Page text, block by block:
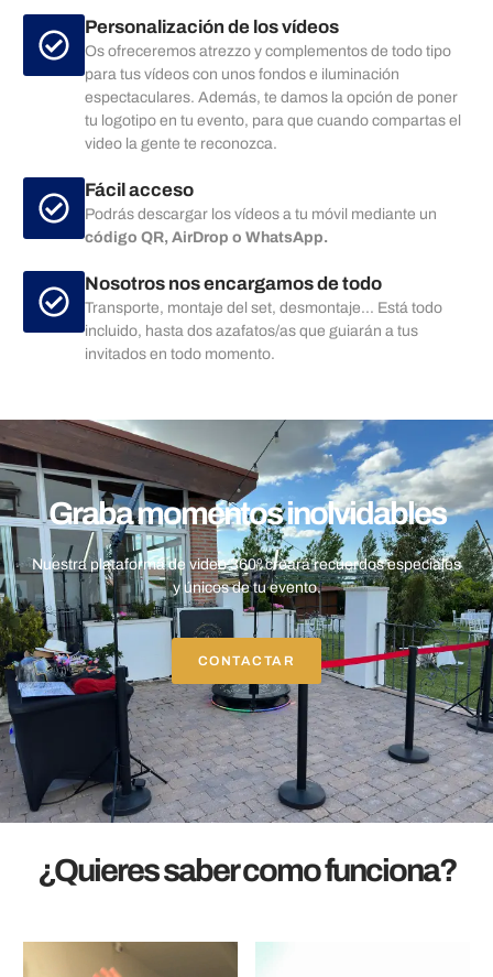
Personalización de los vídeos
Os ofreceremos atrezzo y complementos de todo tipo
para tus vídeos con unos fondos e iluminación
espectaculares. Además, te damos la opción de poner
tu logotipo en tu evento, para que cuando compartas el
video la gente te reconozca.
Fácil acceso
Podrás descargar los vídeos a tu móvil mediante un
código QR, AirDrop o WhatsApp.
Nosotros nos encargamos de todo
Transporte, montaje del set, desmontaje... Está todo
incluido, hasta dos azafatos/as que guiarán a tus
invitados en todo momento.
Graba momentos inolvidables
Nuestra plataforma de video 360º creará recuerdos especiales
y únicos de tu evento.
CONTACTAR
¿Quieres saber como funciona?